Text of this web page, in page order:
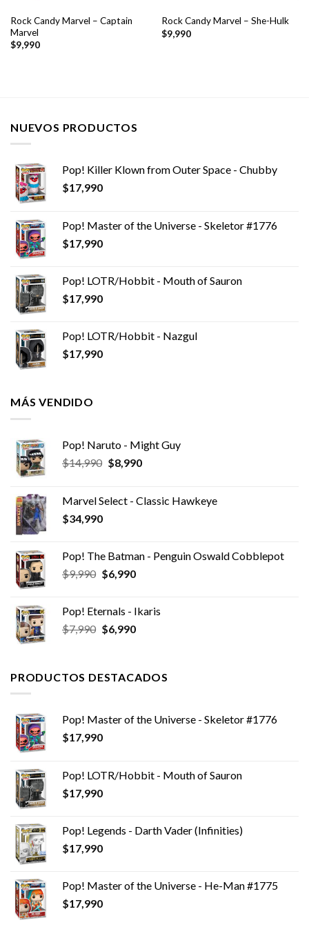
Rock Candy Marvel – Captain
Marvel
$9,990
Rock Candy Marvel – She-Hulk
$9,990
NUEVOS PRODUCTOS
Pop! Killer Klown from Outer Space - Chubby
$17,990
Pop! Master of the Universe - Skeletor #1776
$17,990
Pop! LOTR/Hobbit - Mouth of Sauron
$17,990
Pop! LOTR/Hobbit - Nazgul
$17,990
MÁS VENDIDO
Pop! Naruto - Might Guy
$14,990 El
era:
$8,990El
es:
Marvel Select - Classic Hawkeye
$34,990
Pop! The Batman - Penguin Oswald Cobblepot
$9,990 El
era:
$9,990.
$6,990El
es:
$6,990.
Pop! Eternals - Ikaris
$7,990 El
era:
$7,990.
$6,990El
es:
$6,990.
PRODUCTOS DESTACADOS
Pop! Master of the Universe - Skeletor #1776
$17,990
Pop! LOTR/Hobbit - Mouth of Sauron
$17,990
Pop! Legends - Darth Vader (Infinities)
$17,990
Pop! Master of the Universe - He-Man #1775
$17,990